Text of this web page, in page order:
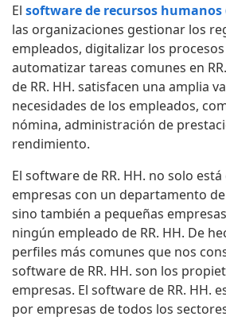
El software de recursos humanos
las organizaciones gestionar los
empleados, digitalizar los procesos
automatizar tareas comunes en
de RR. HH. satisfacen una amplia
necesidades de los empleados,
nómina, administración de
rendimiento.
El software de RR. HH. no solo
empresas con un departamento
sino también a pequeñas
ningún empleado de RR. HH. De
perfiles más comunes que nos
software de RR. HH. son los
empresas. El software de RR. HH.
por empresas de todos los